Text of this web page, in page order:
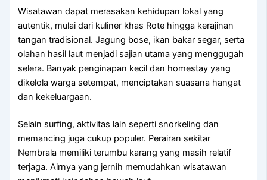
Wisatawan dapat merasakan kehidupan lokal yang
autentik, mulai dari kuliner khas Rote hingga kerajinan
tangan tradisional. Jagung bose, ikan bakar segar, serta
olahan hasil laut menjadi sajian utama yang menggugah
selera. Banyak penginapan kecil dan homestay yang
dikelola warga setempat, menciptakan suasana hangat
dan kekeluargaan.
Selain surfing, aktivitas lain seperti snorkeling dan
memancing juga cukup populer. Perairan sekitar
Nembrala memiliki terumbu karang yang masih relatif
terjaga. Airnya yang jernih memudahkan wisatawan